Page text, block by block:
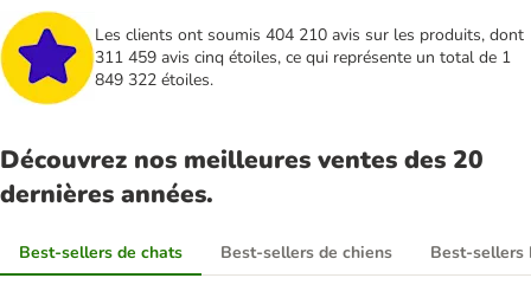
Les clients ont soumis 404 210 avis sur les produits, dont
311 459 avis cinq étoiles, ce qui représente un total de 1
849 322 étoiles.
Découvrez nos meilleures ventes des 20
dernières années.
Best-sellers de chats Best-sellers de chiens Best-sellers